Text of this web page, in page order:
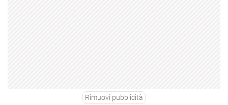
Rimuovi pubblicità